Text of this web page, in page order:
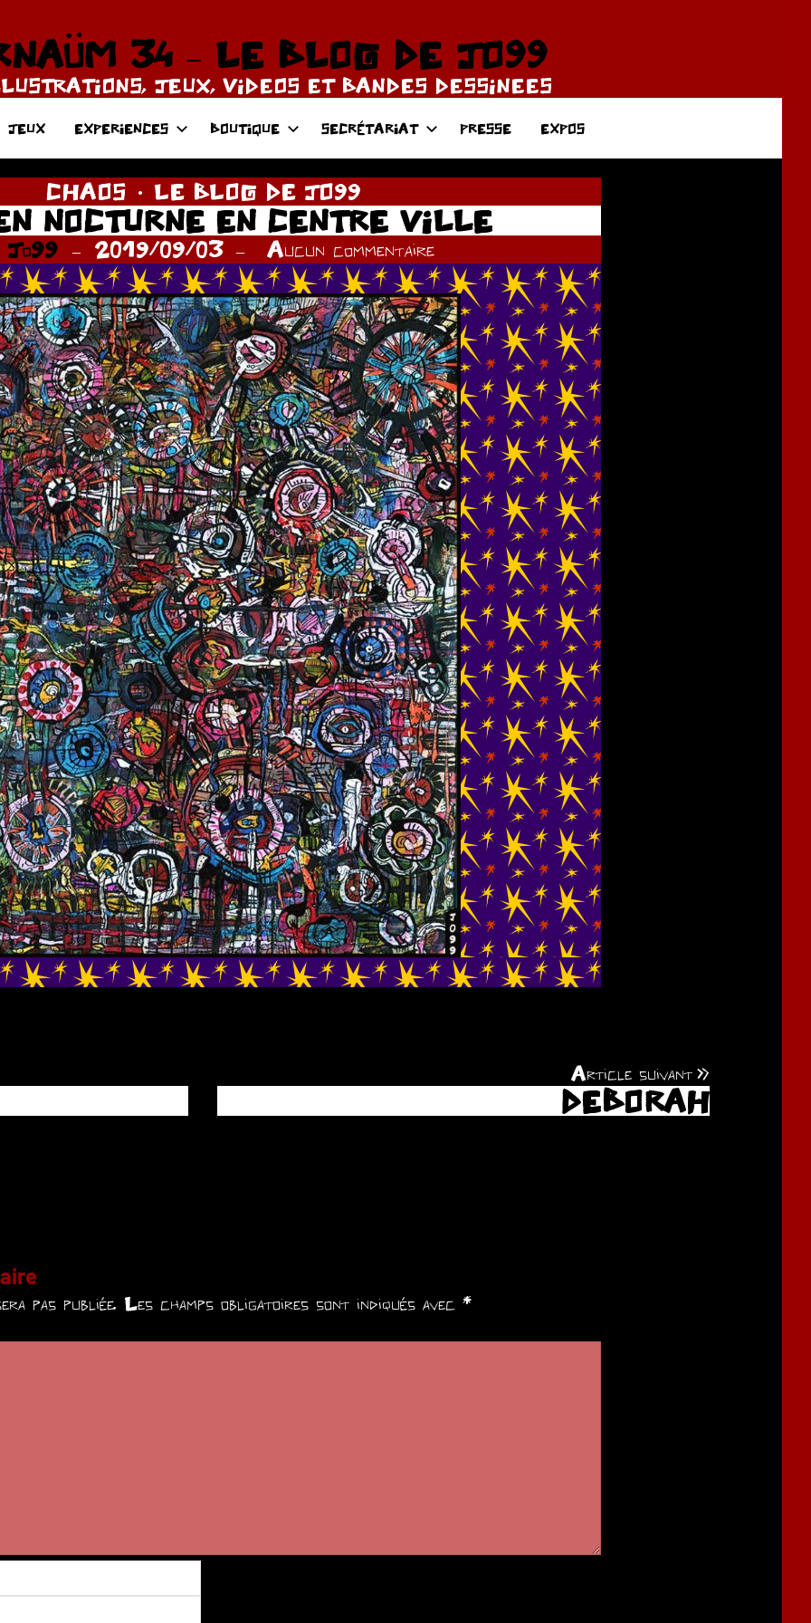
34 – LE BLOG DE JO99
JEUX, VIDEOS ET BANDES DESSINEES
JEUX EXPERIENCES BOUTIQUE SECRÉTARIAT PRESSE EXPOS
CHAOS LE BLOG DE JO99
NOCTURNE EN CENTRE VILLE
Jo99 2019/09/03 Aucun commentaire
Article suivant
DEBORAH
pas publiée. Les champs obligatoires sont indiqués avec *